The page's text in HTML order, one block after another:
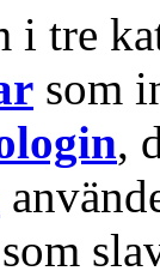
i tre
som
,